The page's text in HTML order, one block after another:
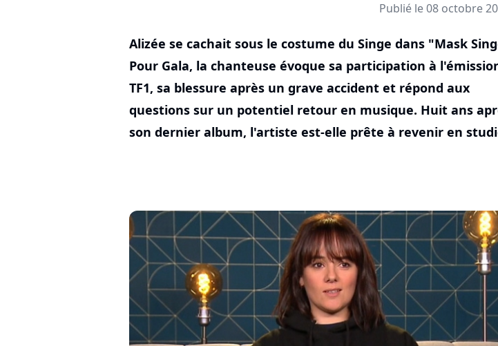
Publié le 08 octobre
Alizée se cachait sous le costume du Singe dans "Mask
Pour Gala, la chanteuse évoque sa participation à
TF1, sa blessure après un grave accident et répond aux
questions sur un potentiel retour en musique. Huit ans
son dernier album, l'artiste est-elle prête à revenir en